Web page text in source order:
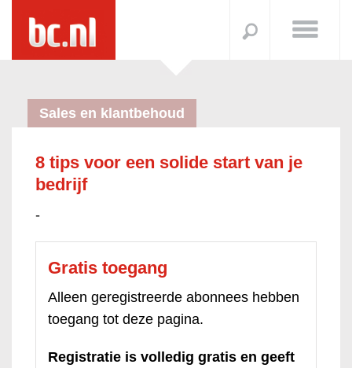
Sales en klantbehoud
8 tips voor een solide start van je
bedrijf
-
Gratis toegang
Alleen geregistreerde abonnees hebben
toegang tot deze pagina.
Registratie is volledig gratis en geeft